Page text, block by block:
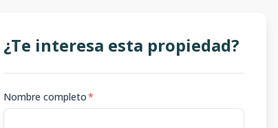
¿Te interesa esta propiedad?
Nombre completo*